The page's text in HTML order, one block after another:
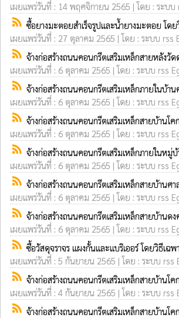
เผยแพร่วันที่ : 14 พฤศจิกายน 2565 | โดย : ระบบ
rss_feed ซื้อยางมะตอยสำเร็จรูปและน้ำยางมะตอย โดย
เผยแพร่วันที่ : 27 ตุลาคม 2565 | โดย : ระบบ rss
rss_feed จ้างก่อสร้างถนนคอนกรีตเสริมเหล็กสายหลังวั
เผยแพร่วันที่ : 6 ตุลาคม 2565 | โดย : ระบบ rss
rss_feed จ้างก่อสร้างถนนคอนกรีตเสริมเหล็กภายในบ้า
เผยแพร่วันที่ : 6 ตุลาคม 2565 | โดย : ระบบ rss
rss_feed จ้างก่อสร้างถนนคอนกรีตเสริมเหล็กสายบ้าน
เผยแพร่วันที่ : 6 ตุลาคม 2565 | โดย : ระบบ rss
rss_feed จ้างก่อสร้างถนนคอนกรีตเสริมเหล็กภายในหมู่
เผยแพร่วันที่ : 6 ตุลาคม 2565 | โดย : ระบบ rss
rss_feed จ้างก่อสร้างถนนคอนกรีตเสริมเหล็กสายบ้าน
เผยแพร่วันที่ : 6 ตุลาคม 2565 | โดย : ระบบ rss
rss_feed จ้างก่อสร้างถนนคอนกรีตเสริมเหล็กสายบ้านด
เผยแพร่วันที่ : 6 ตุลาคม 2565 | โดย : ระบบ rss
rss_feed ซื้อวัสดุจราจร แผงกั้นและแบริเออร์ โดยวิธีเฉพ
เผยแพร่วันที่ : 5 กันยายน 2565 | โดย : ระบบ rss
rss_feed จ้างก่อสร้างถนนคอนกรีตเสริมเหล็กสายบ้าน
เผยแพร่วันที่ : 4 กันยายน 2565 | โดย : ระบบ rss
rss_feed จ้างก่อสร้างถนนคอนกรีตเสริมเหล็กสายบ้านโ